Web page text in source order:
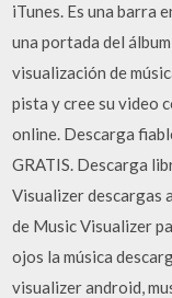
iTunes. Es una barra
una portada del
visualización de
pista y cree su video
online. Descarga
GRATIS. Descarga
Visualizer descargas
de Music Visualizer
ojos la música
visualizer android,